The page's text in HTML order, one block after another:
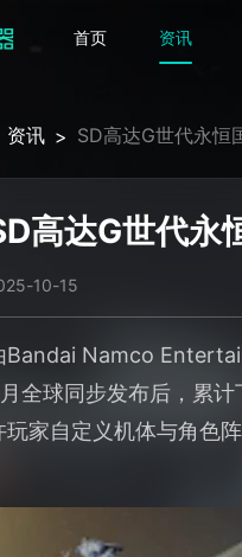
首页 资讯
资讯 > SD高达G世代永恒
高达G世代永
10-15
Bandai Namco
全球同步发布后，累
玩家自定义机体与角色